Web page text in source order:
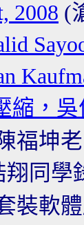
2008 (
縮，吳
福坤
同
裝軟